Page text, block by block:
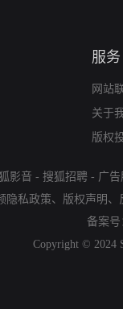
服务
网站
关于
版权
影音 - 搜狐招聘 - 广告
隐私政策、 版权声明 、
备案号
Copyright © 2024